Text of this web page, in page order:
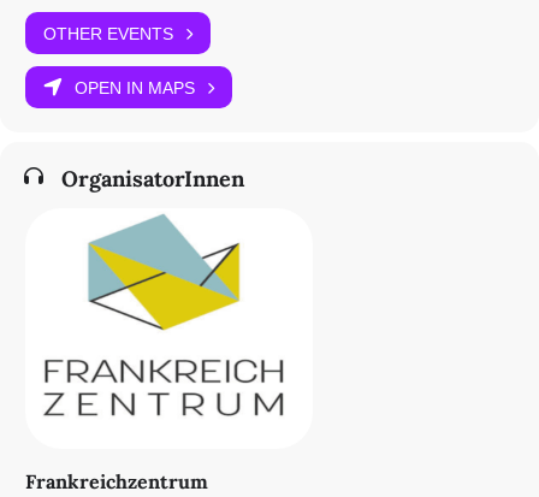
OTHER EVENTS
OPEN IN MAPS
OrganisatorInnen
Frankreichzentrum